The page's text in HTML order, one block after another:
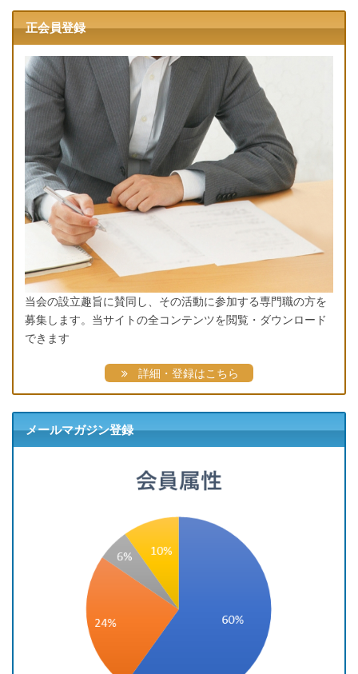
正会員登録
当会の設立趣旨に賛同し、その活動に参加する専門職の方を
募集します。当サイトの全コンテンツを閲覧・ダウンロード
できます
詳細・登録はこちら
メールマガジン登録